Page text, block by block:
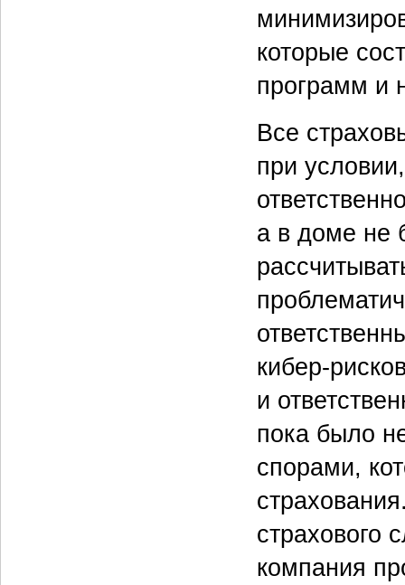
которые
программ и
Все
при
а в доме не
кибер-
и
пока было
спорами,
страхового
компания